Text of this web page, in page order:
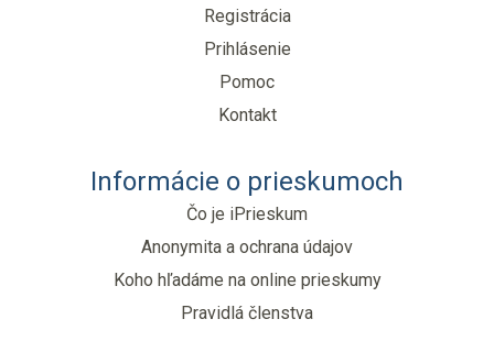
Registrácia
Prihlásenie
Pomoc
Kontakt
Informácie o prieskumoch
Čo je iPrieskum
Anonymita a ochrana údajov
Koho hľadáme na online prieskumy
Pravidlá členstva